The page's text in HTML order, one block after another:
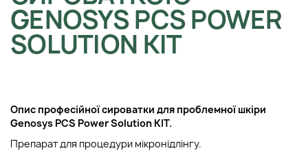
GENOSYS PCS POWER
SOLUTION KIT
Опис професійної сироватки для проблемної шкіри
Genosys PCS Power Solution KIT.
Препарат для процедури мікронідлінгу.